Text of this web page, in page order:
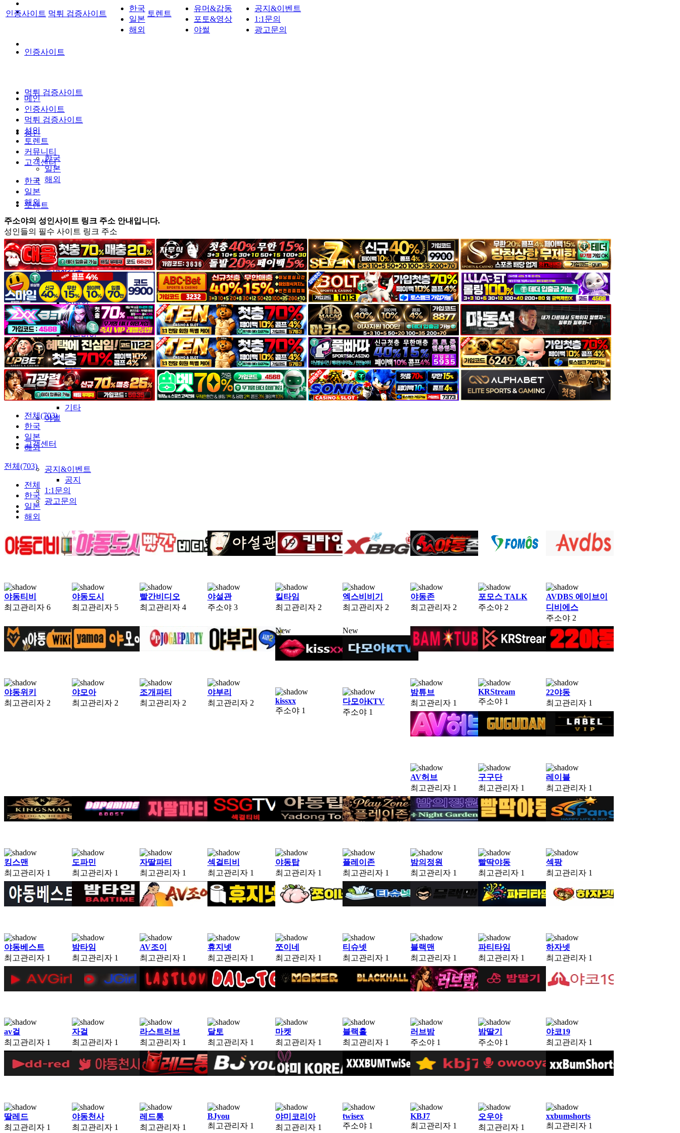
인증사이트
먹튀 검증사이트
성인
한국
일본
해외
토렌트
커뮤니티
유머&감동
포토&영상
일반인
연예인
서양
모델
그라비아
코스프레
BJ
품번
후방주의
움짤
스포츠
기타
야썰
고객센터
공지&이벤트
공지
1:1문의
광고문의
인증사이트 먹튀 검증사이트
한국
일본
해외
토렌트
유머&감동
포토&영상
야썰
공지&이벤트
1:1문의
광고문의
메인
인증사이트
먹튀 검증사이트
성인
토렌트
커뮤니티
고객센터
한국
일본
해외
주소야의 성인사이트 링크 주소 안내입니다.
성인들의 필수 사이트 링크 주소
전체(703)
한국
일본
해외
전체(703)
전체
한국
일본
해외
야동티비
최고관리자 6
야동도시
최고관리자 5
빨간비디오
최고관리자 4
야설관
주소야 3
킬타임
최고관리자 2
엑스비비기
최고관리자 2
야동존
최고관리자 2
포모스 TALK
주소야 2
AVDBS 에이브이
디비에스
주소야 2
야동위키
최고관리자 2
야모아
최고관리자 2
조개파티
최고관리자 2
야부리
최고관리자 2
New
kissxx
주소야 1
New
다모아KTV
주소야 1
밤튜브
최고관리자 1
KRStream
주소야 1
22야동
최고관리자 1
AV허브
최고관리자 1
구구단
최고관리자 1
레이블
최고관리자 1
킹스맨
최고관리자 1
도파민
최고관리자 1
자딸파티
최고관리자 1
섹걸티비
최고관리자 1
야동탑
최고관리자 1
플레이존
최고관리자 1
밤의정원
최고관리자 1
빨딱야동
최고관리자 1
섹팡
최고관리자 1
야동베스트
최고관리자 1
밤타임
최고관리자 1
AV조이
최고관리자 1
휴지넷
최고관리자 1
쪼이네
최고관리자 1
티슈넷
최고관리자 1
블랙맨
최고관리자 1
파티타임
최고관리자 1
하자넷
최고관리자 1
av걸
최고관리자 1
자걸
최고관리자 1
라스트러브
최고관리자 1
달토
최고관리자 1
마켓
최고관리자 1
블랙홀
최고관리자 1
러브밤
주소야 1
밤딸기
주소야 1
야코19
최고관리자 1
딸레드
최고관리자 1
야동천사
최고관리자 1
레드통
최고관리자 1
BJyou
최고관리자 1
야미코리아
최고관리자 1
twisex
주소야 1
KBJ7
최고관리자 1
오우야
최고관리자 1
xxbumshorts
최고관리자 1